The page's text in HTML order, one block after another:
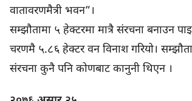
वातावरणमैत्री भवन”।
सम्झौतामा ५ हेक्टरमा मात्रै संरचना बनाउन
चरणमै ५.८६ हेक्टर वन विनाश गरियो।
संरचना कुनै पनि कोणबाट कानुनी थिएन ।